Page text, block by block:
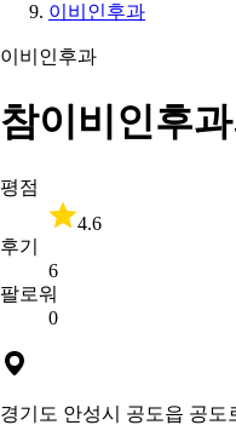
이비인후과
이비인후과
참이비인후
평점
4.6
후기
6
팔로워
0
경기도 안성시 공도읍 공도